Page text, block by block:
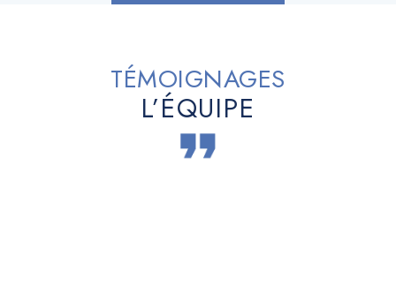
TÉMOIGNAGES
L’ÉQUIPE